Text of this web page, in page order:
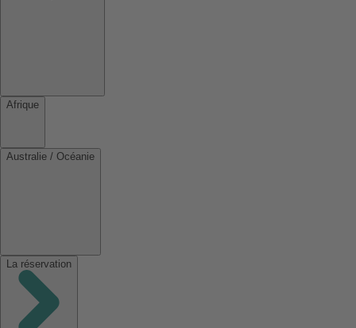
Afrique
Australie / Océanie
La réservation